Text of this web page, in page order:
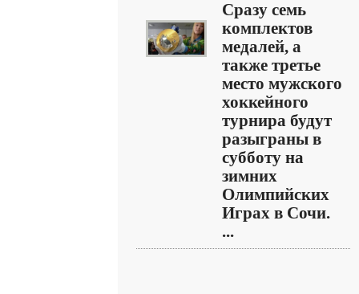
Сразу семь
комплектов
медалей, а
также третье
место мужского
хоккейного
турнира будут
разыграны в
субботу на
зимних
Олимпийских
Играх в Сочи.
...